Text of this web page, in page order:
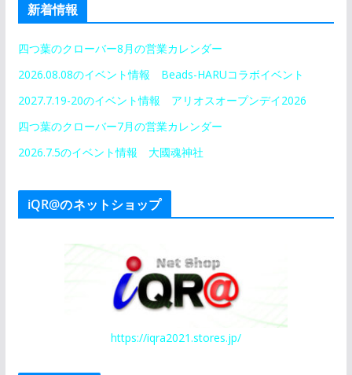
新着情報
四つ葉のクローバー8月の営業カレンダー
2026.08.08のイベント情報 Beads-HARUコラボイベント
2027.7.19-20のイベント情報 アリオスオープンデイ2026
四つ葉のクローバー7月の営業カレンダー
2026.7.5のイベント情報 大國魂神社
iQR@のネットショップ
https://iqra2021.stores.jp/